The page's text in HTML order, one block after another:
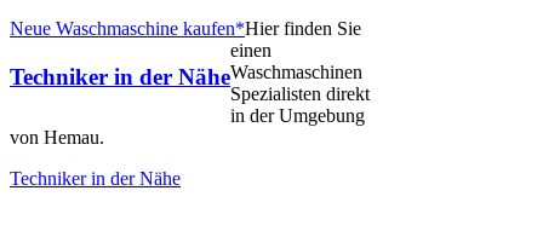
Neue Waschmaschine kaufen*
Techniker in der Nähe
Hier finden Sie
einen
Waschmaschinen
Spezialisten direkt
in der Umgebung
von Hemau.
Techniker in der Nähe